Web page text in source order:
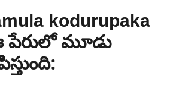
kodurupaka
పేరులో మూడు